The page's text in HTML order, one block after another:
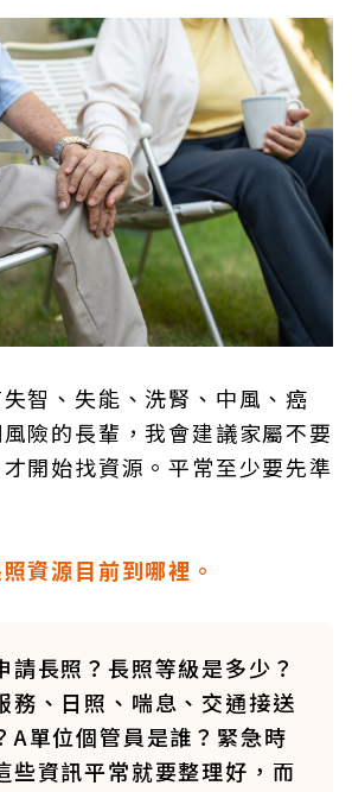
智、失能、洗腎、中風、癌
險的長輩，我會建議家屬不要
開始找資源。平常至少要先準
資源目前到哪裡。
請長照？長照等級是多少？
務、日照、喘息、交通接送
A單位個管員是誰？緊急時
些資訊平常就要整理好，而